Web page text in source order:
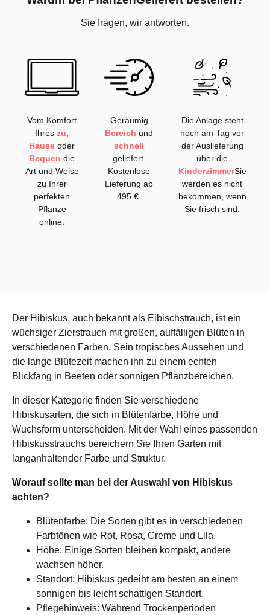
Sie fragen, wir antworten.
Vom Komfort
Ihreszu
Hause oder
Bequen die
Art und Weise
zu Ihrer
perfekten
Pflanze
online.
Geräumig
Bereich und
schnell
geliefert.
Kostenlose
Lieferung ab
495 €.
Die Anlage steht
noch am Tag vor
der Auslieferung
über die
KinderzimmerSie
werden es nicht
bekommen, wenn
Sie frisch sind.
Der Hibiskus, auch bekannt als Eibischstrauch, ist ein
wüchsiger Zierstrauch mit großen, auffälligen Blüten in
verschiedenen Farben. Sein tropisches Aussehen und
die lange Blütezeit machen ihn zu einem echten
Blickfang in Beeten oder sonnigen Pflanzbereichen.
In dieser Kategorie finden Sie verschiedene
Hibiskusarten, die sich in Blütenfarbe, Höhe und
Wuchsform unterscheiden. Mit der Wahl eines passenden
Hibiskusstrauchs bereichern Sie Ihren Garten mit
langanhaltender Farbe und Struktur.
Worauf sollte man bei der Auswahl von Hibiskus
achten?
Blütenfarbe: Die Sorten gibt es in verschiedenen
Farbtönen wie Rot, Rosa, Creme und Lila.
Höhe: Einige Sorten bleiben kompakt, andere
wachsen höher.
Standort: Hibiskus gedeiht am besten an einem
sonnigen bis leicht schattigen Standort.
Pflegehinweis: Während Trockenperioden